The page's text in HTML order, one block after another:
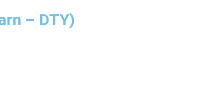
– DTY)